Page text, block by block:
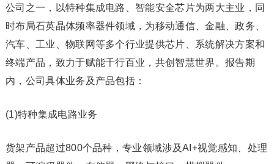
公司之一，以特种集成电路、智能安全芯片为两大主业，同
时布局石英晶体频率器件领域，为移动通信、金融、政务、
汽车、工业、物联网等多个行业提供芯片、系统解决方案和
终端产品，致力于赋能千行百业，共创智慧世界。报告期
内，公司具体业务及产品包括：
(1)特种集成电路业务
货架产品超过800个品种，专业领域涉及AI+视觉感知、处理